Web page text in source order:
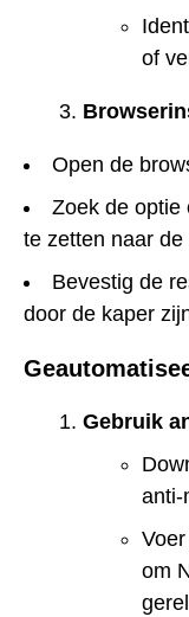
of
Open de
Zoek de optie
te zetten naar
Bevestig de
door de kaper
Gebruik
anti-
om